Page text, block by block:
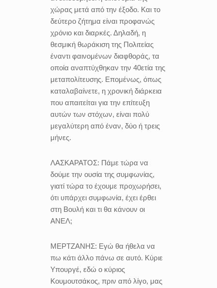
χώρας μετά από την έξοδο. Και το
δεύτερο ζήτημα είναι προφανώς
χρόνιο και διαρκές. Δηλαδή, η
θεσμική θωράκιση της Πολιτείας
έναντι φαινομένων διαφθοράς, τα
οποία αναπτύχθηκαν την 40ετία της
μεταπολίτευσης. Επομένως, όπως
καταλαβαίνετε, η χρονική διάρκεια
που απαιτείται για την επίτευξη
αυτών των στόχων, είναι πολύ
μεγαλύτερη από έναν, δύο ή τρεις
μήνες.
ΛΑΣΚΑΡΑΤΟΣ: Πάμε τώρα να
δούμε την ουσία της συμφωνίας,
γιατί τώρα το έχουμε προχωρήσει,
ότι υπάρχει συμφωνία, έχει έρθει
στη Βουλή και τι θα κάνουν οι
ΑΝΕΛ;
ΜΕΡΤΖΑΝΗΣ: Εγώ θα ήθελα να
πω κάτι άλλο πάνω σε αυτό. Κύριε
Υπουργέ, εδώ ο κύριος
Κουμουτσάκος, πριν από λίγο, μας